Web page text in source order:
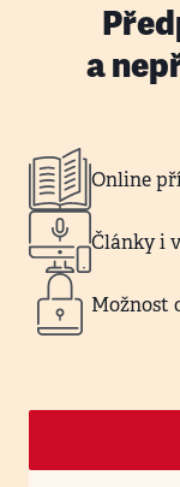
a
Online
Články i
Možnost